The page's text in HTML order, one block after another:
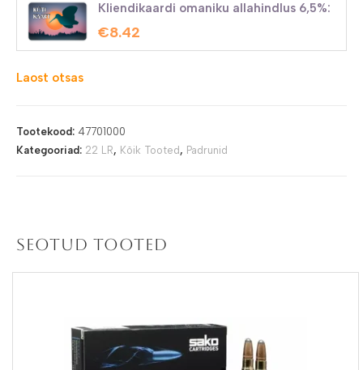
Kliendikaardi omaniku allahindlus 6,5%:
€8.42
Laost otsas
Tootekood: 47701000
Kategooriad: 22 LR, Kõik Tooted , Padrunid
Seotud tooted